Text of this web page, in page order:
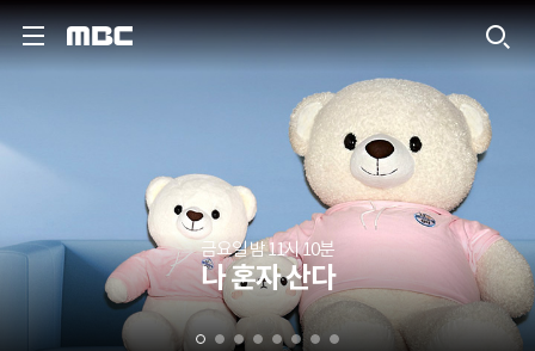
금요일 밤 11시 10분
나 혼자 산다